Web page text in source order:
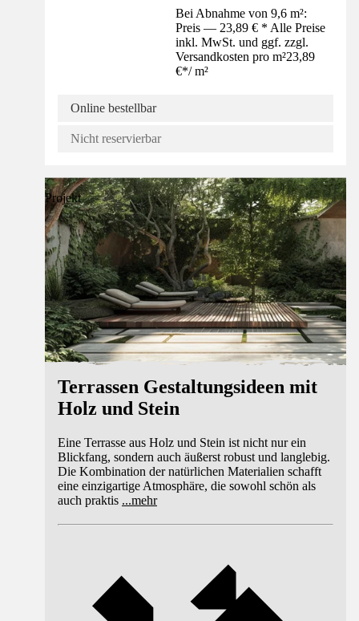
Bei Abnahme von 9,6 m²:
Preis — 23,89 € * Alle Preise
inkl. MwSt. und ggf. zzgl.
Versandkosten pro m²23,89
€*/ m²
Online bestellbar
Nicht reservierbar
Projekt
Terrassen Gestaltungsideen mit
Holz und Stein
Eine Terrasse aus Holz und Stein ist nicht nur ein
Blickfang, sondern auch äußerst robust und langlebig.
Die Kombination der natürlichen Materialien schafft
eine einzigartige Atmosphäre, die sowohl schön als
auch praktis ...mehr